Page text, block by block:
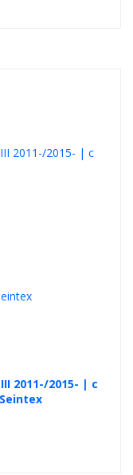
2011-/2015- | с